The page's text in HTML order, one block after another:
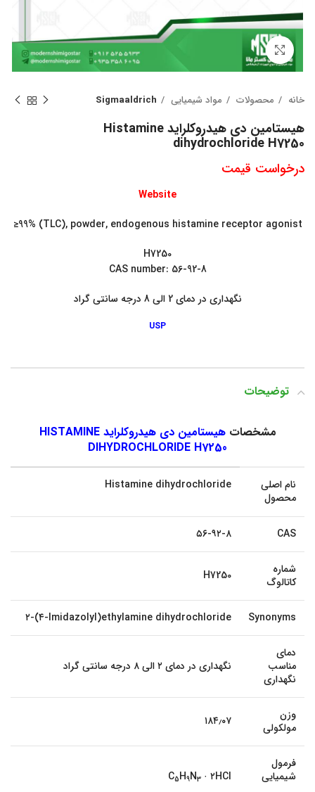
بزرگنمایی تصویر
خانه محصولات مواد شیمیایی Sigmaaldrich
هیستامین دی هیدروکلراید Histamine
dihydrochloride H7250
درخواست قیمت
Website
≥99% (TLC), powder, endogenous histamine receptor agonist
H7250
CAS number: 56-92-8
نگهداری در دمای 2 الی 8 درجه سانتی گراد
USP
توضیحات
مشخصات
هیستامین دی هیدروکلراید HISTAMINE
DIHYDROCHLORIDE H7250
نام اصلی
محصول
Histamine dihydrochloride
CAS ۵۶-۹۲-۸
شماره
کاتالوگ
H7250
Synonyms ۲-(۴-Imidazolyl)ethylamine dihydrochloride
دمای
مناسب
نگهداری
نگهداری در دمای ۲ الی ۸ درجه سانتی گراد
وزن
مولکولی
۱۸۴٫۰۷
فرمول
شیمیایی
C5H9N3 · ۲HCl